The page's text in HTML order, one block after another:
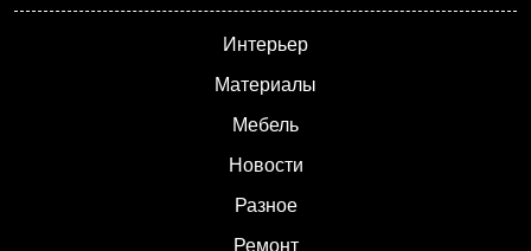
Интерьер
Материалы
Мебель
Новости
Разное
Ремонт